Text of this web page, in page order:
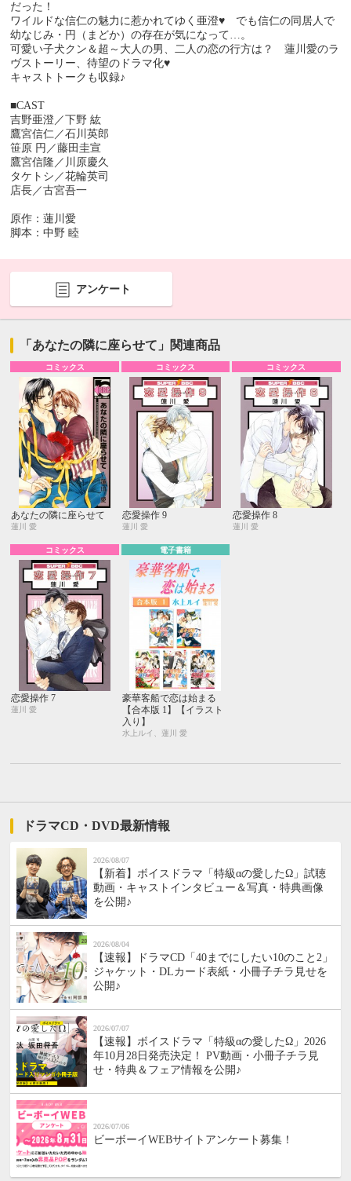
だった！
ワイルドな信仁の魅力に惹かれてゆく亜澄♥ でも信仁の同居人で
幼なじみ・円（まどか）の存在が気になって…。
可愛い子犬クン＆超～大人の男、二人の恋の行方は？ 蓮川愛のラ
ヴストーリー、待望のドラマ化♥
キャストトークも収録♪
■CAST
吉野亜澄／下野 紘
鷹宮信仁／石川英郎
笹原 円／藤田圭宣
鷹宮信隆／川原慶久
タケトシ／花輪英司
店長／古宮吾一
原作：蓮川愛
脚本：中野 睦
アンケート
「あなたの隣に座らせて」関連商品
コミックス
あなたの隣に座らせて
蓮川 愛
コミックス
恋愛操作 9
蓮川 愛
コミックス
恋愛操作 8
蓮川 愛
コミックス
恋愛操作 7
蓮川 愛
電子書籍
豪華客船で恋は始まる
【合本版 1】【イラスト
入り】
水上ルイ、蓮川 愛
ドラマCD・DVD最新情報
2026/08/07
【新着】ボイスドラマ「特級αの愛したΩ」試聴
動画・キャストインタビュー＆写真・特典画像
を公開♪
2026/08/04
【速報】ドラマCD「40までにしたい10のこと2」
ジャケット・DLカード表紙・小冊子チラ見せを
公開♪
2026/07/07
【速報】ボイスドラマ「特級αの愛したΩ」2026
年10月28日発売決定！ PV動画・小冊子チラ見
せ・特典＆フェア情報を公開♪
2026/07/06
ビーボーイWEBサイトアンケート募集！